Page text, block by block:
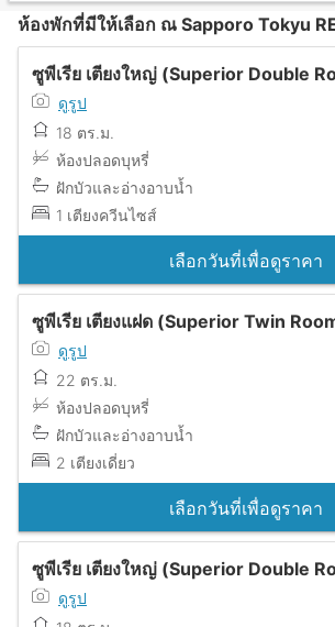
ห้องพักที่มีให้เลือก ณ Sapporo Tokyu
ซูพีเรีย เตียงใหญ่ (Superior Double
ดูรูป
18 ตร.ม.
ห้องปลอดบุหรี่
ฝักบัวและอ่างอาบน้ำ
1 เตียงควีนไซส์
เลือกวันที่เพื่อดูราคา
ซูพีเรีย เตียงแฝด (Superior Twin
ดูรูป
22 ตร.ม.
ห้องปลอดบุหรี่
ฝักบัวและอ่างอาบน้ำ
2 เตียงเดี่ยว
เลือกวันที่เพื่อดูราคา
ซูพีเรีย เตียงใหญ่ (Superior Double
ดูรูป